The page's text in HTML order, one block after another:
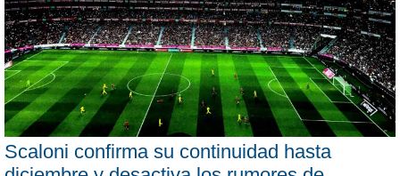
Scaloni confirma su continuidad hasta